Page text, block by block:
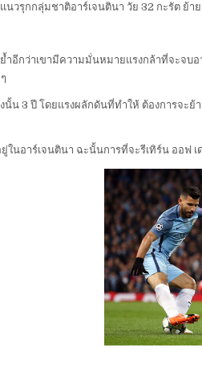
วรุกกลุ่มชาติอาร์เจนตินา วัย 32 กะรัต ย้า
อีกว่าเขามีความมั่นหมายแรงกล้าที่จะจ
นั้น 3 ปี โดยแรงผลักดันที่ทำให้ ต้องการ
ในอาร์เจนตินา ฉะนั้นการที่จะรีเทิร์น ออ